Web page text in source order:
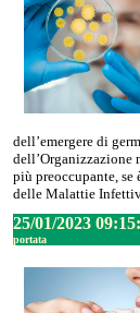
dell’emergere di
dell’Organizzazione
più preoccupante,
delle Malattie
25/01/2023
portata